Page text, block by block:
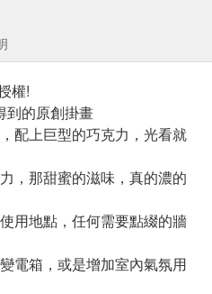
權!
到的原創掛畫
配上巨型的巧克力，光看就
，那甜蜜的滋味，真的濃的
用地點，任何需要點綴的牆
電箱，或是增加室內氣氛用